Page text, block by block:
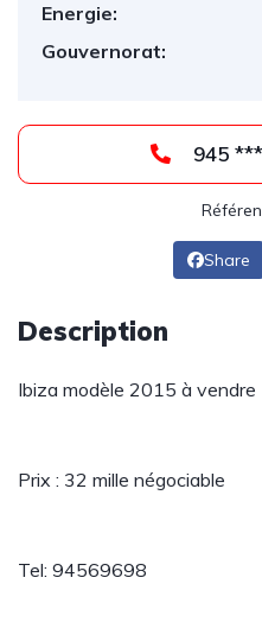
Energie:
Gouvernorat:
Share
Description
Ibiza modèle 2015 à vendre
Prix : 32 mille négociable
Tel: 94569698